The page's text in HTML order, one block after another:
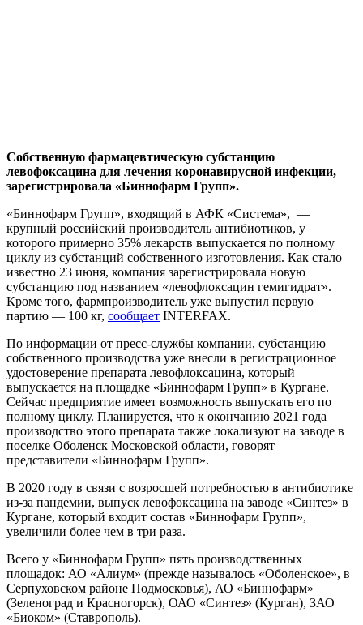
Собственную фармацевтическую субстанцию
левофоксацина для лечения коронавирусной инфекции,
зарегистрировала «Биннофарм Групп».
«Биннофарм Групп», входящий в АФК «Система», —
крупный российский производитель антибиотиков, у
которого примерно 35% лекарств выпускается по полному
циклу из субстанций собственного изготовления. Как стало
известно 23 июня, компания зарегистрировала новую
субстанцию под названием «левофлоксацин гемигидрат».
Кроме того, фармпроизводитель уже выпустил первую
партию — 100 кг, сообщает INTERFAX.
По информации от пресс-службы компании, субстанцию
собственного производства уже внесли в регистрационное
удостоверение препарата левофлоксацина, который
выпускается на площадке «Биннофарм Групп» в Кургане.
Сейчас предприятие имеет возможность выпускать его по
полному циклу. Планируется, что к окончанию 2021 года
производство этого препарата также локализуют на заводе в
поселке Оболенск Московской области, говорят
представители «Биннофарм Групп».
В 2020 году в связи с возросшей потребностью в антибиотике
из-за пандемии, выпуск левофоксацина на заводе «Синтез» в
Кургане, который входит состав «Биннофарм Групп»,
увеличили более чем в три раза.
Всего у «Биннофарм Групп» пять производственных
площадок: АО «Алиум» (прежде называлось «Оболенское», в
Серпуховском районе Подмосковья), АО «Биннофарм»
(Зеленоград и Красногорск), ОАО «Синтез» (Курган), ЗАО
«Биоком» (Ставрополь).